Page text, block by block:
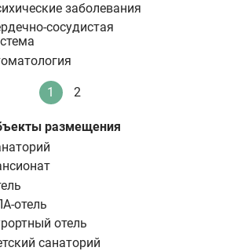
заболевания
сосудистая
Текущая
1 Стандартное
2
размещения
отель
отель
санаторий